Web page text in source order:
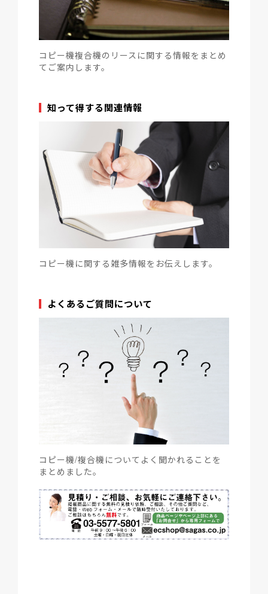
コピー機複合機のリースに関する情報をまとめ
てご案内します。
知って得する関連情報
コピー機に関する雑多情報をお伝えします。
よくあるご質問について
コピー機/複合機についてよく聞かれることを
まとめました。